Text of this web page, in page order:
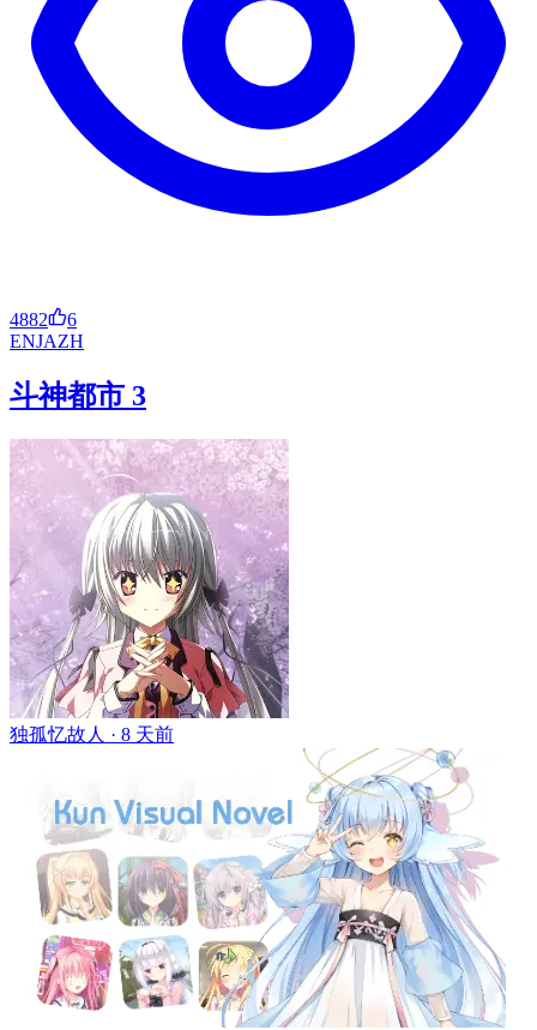
4882
6
ENJAZH
斗神都市 3
独孤忆故人 · 8 天前